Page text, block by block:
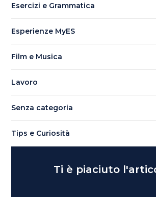
Esercizi e Grammatica
Esperienze MyES
Film e Musica
Lavoro
Senza categoria
Tips e Curiosità
Ti è piaciuto